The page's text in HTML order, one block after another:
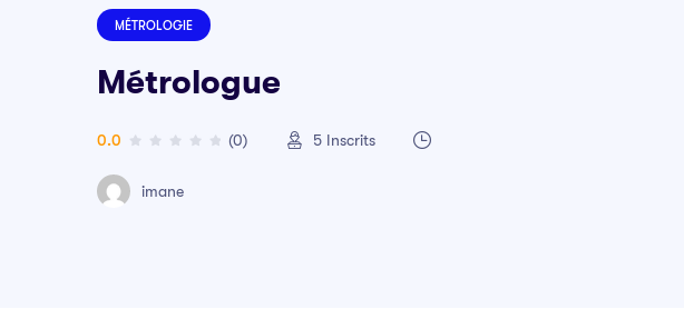
MÉTROLOGIE
Métrologue
0.0 (0) 5 Inscrits
imane